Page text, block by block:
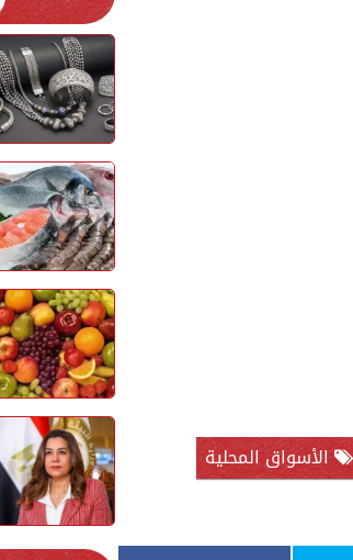
الأسواق المحلية